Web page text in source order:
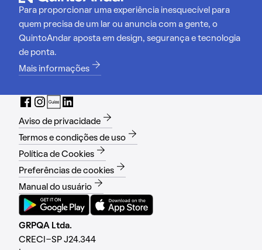
Para proporcionar uma experiência inesquecível para
quem precisa de um lar ou anuncia com a gente, o
QuintoAndar aposta em design, segurança e tecnologia
de ponta.
Mais informações
Aviso de privacidade
Termos e condições de uso
Política de Cookies
Preferências de cookies
Manual do usuário
GRPQA Ltda.
CRECI-SP J24.344